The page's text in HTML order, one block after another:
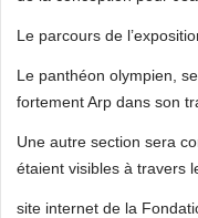
Le parcours de
Le panthéon olympien,
fortement Arp dans son
Une autre section sera
étaient visibles à travers
site internet de la